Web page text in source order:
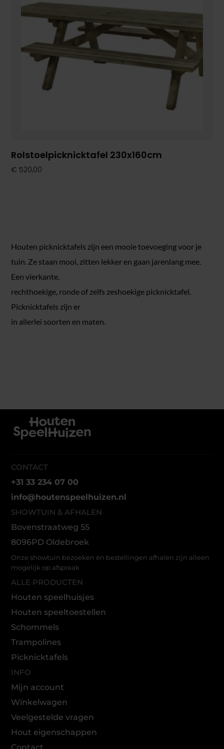
Rolstoelpicknicktafel 230x160cm
€ 520,00
Houten picknicktafels zijn een mooie toevoeging voor je
tuin. Ze staan mooi, zitten lekker en gaan jarenlang mee.
Een vierkante,
rechthoekige, ronde of zelfs zeshoekige picknicktafel.
Picknicktafels zijn er
in allerlei soorten en maten.
CONTACT
+31 33 234 07 00
info@houtenspeelhuizen.nl
SHOWTUIN & AFHALEN
Bovenstraatweg 55
8096PD Oldebroek
Onze showtuin bezoeken en bestellingen afhalen zijn alleen
mogelijk op afspraak
ALLE PRODUCTEN
Houten speelhuisjes
Houten speeltoestellen
Schommels
Trampolines
Picknicktafels
INFO
Mijn account
Winkelwagen
Veelgestelde vragen
Hout eigenschappen